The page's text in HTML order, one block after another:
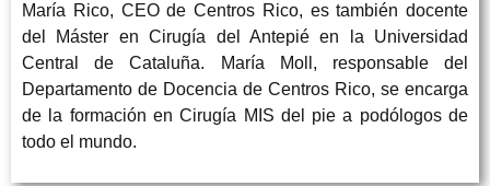
María Rico, CEO de Centros Rico, es también docente
del Máster en Cirugía del Antepié en la Universidad
Central de Cataluña. María Moll, responsable del
Departamento de Docencia de Centros Rico, se encarga
de la formación en Cirugía MIS del pie a podólogos de
todo el mundo.